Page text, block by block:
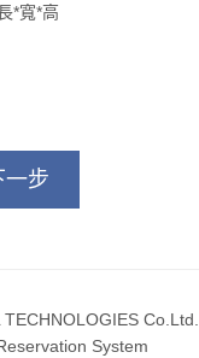
*寬*高
一步
Co.Ltd.
System